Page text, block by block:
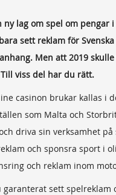
ny lag om spel om
sett reklam för
Men att 2019
viss del har du rätt.
casinon brukar kallas
som Malta och
driva sin verksamhet
och sponsra sport i
och reklam inom
garanterat sett